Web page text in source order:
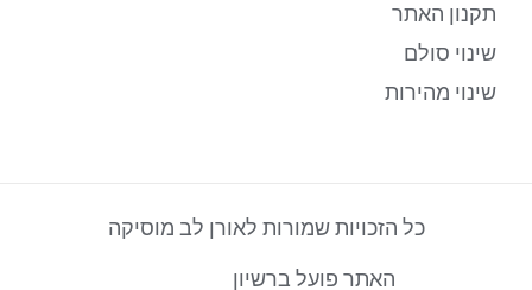
תקנון האתר
שינוי סולם
שינוי מהירות
כל הזכויות שמורות לאורן לב מוסיקה
האתר פועל ברשיון